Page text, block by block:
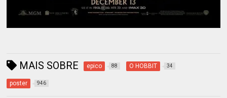
MAIS SOBRE epico 88 O HOBBIT 34
poster 946